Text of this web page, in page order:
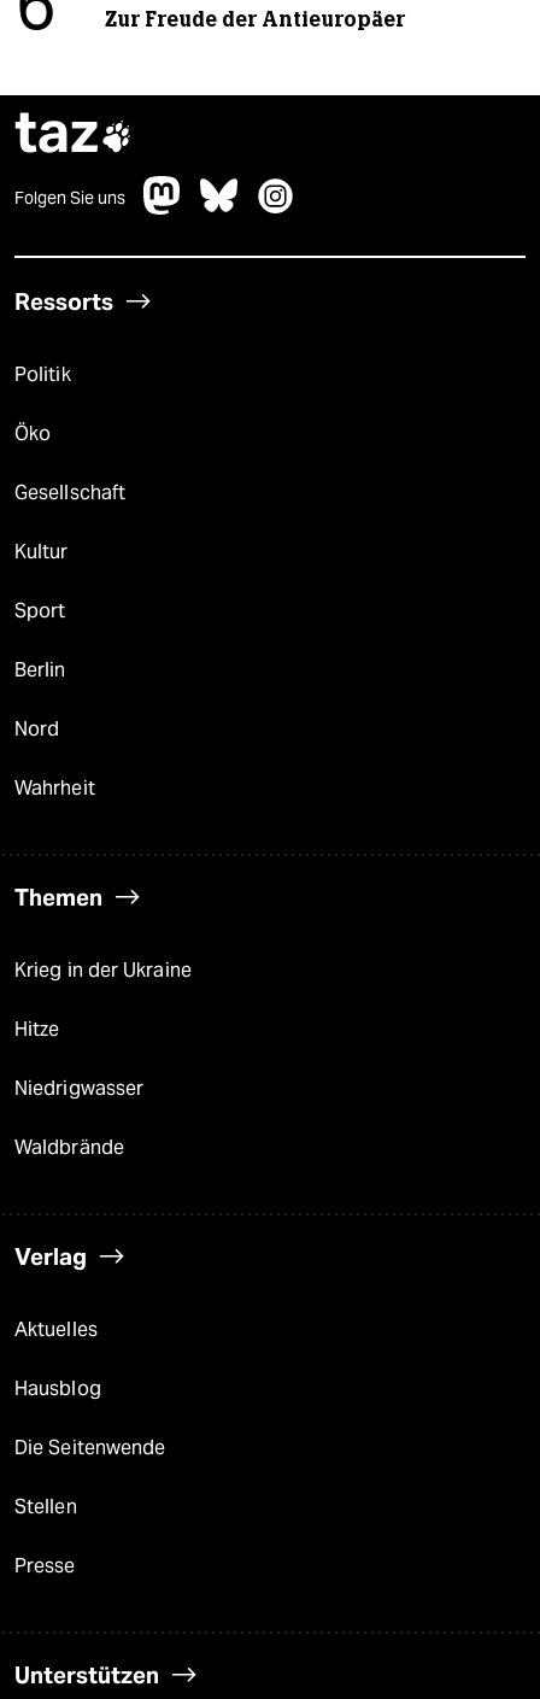
Zur Freude der Antieuropäer
taz
Folgen Sie uns
Ressorts
Politik
Öko
Gesellschaft
Kultur
Sport
Berlin
Nord
Wahrheit
Themen
Krieg in der Ukraine
Hitze
Niedrigwasser
Waldbrände
Verlag
Aktuelles
Hausblog
Die Seitenwende
Stellen
Presse
Unterstützen